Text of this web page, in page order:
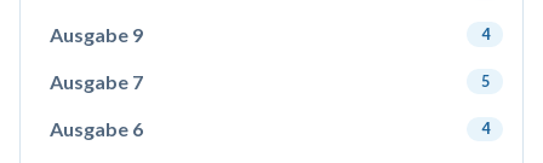
Ausgabe 9 4
Ausgabe 7 5
Ausgabe 6 4